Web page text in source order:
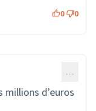
0 0
…
millions d’euros